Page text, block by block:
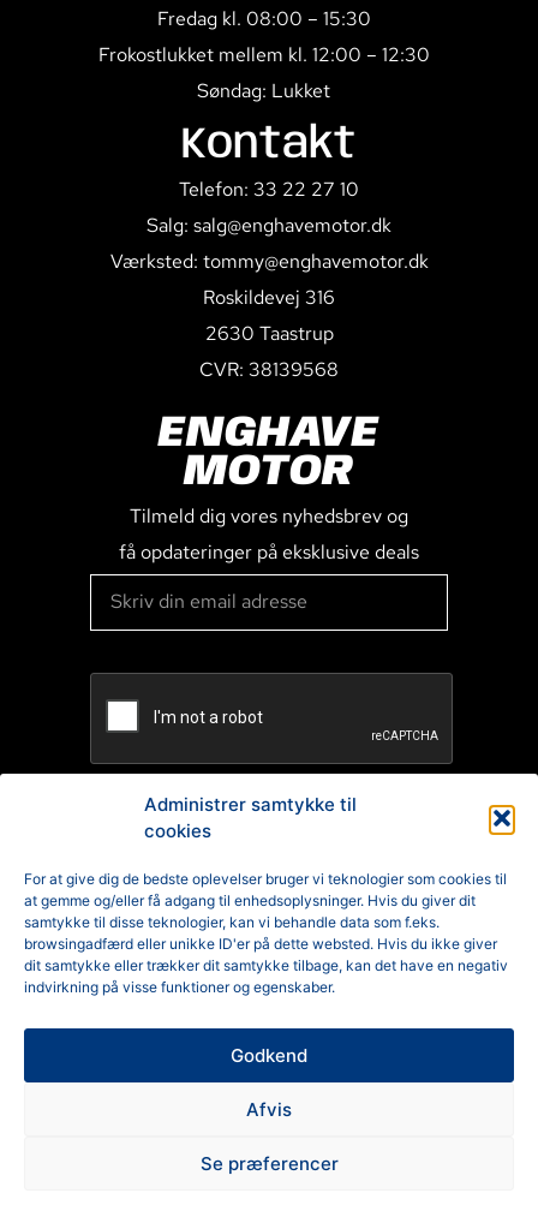
Administrer samtykke til
cookies
For at give dig de bedste oplevelser bruger vi teknologier som cookies til
at gemme og/eller få adgang til enhedsoplysninger. Hvis du giver dit
samtykke til disse teknologier, kan vi behandle data som f.eks.
browsingadfærd eller unikke ID'er på dette websted. Hvis du ikke giver
dit samtykke eller trækker dit samtykke tilbage, kan det have en negativ
indvirkning på visse funktioner og egenskaber.
Godkend
Afvis
Se præferencer
Fredag kl. 08:00 – 15:30
Frokostlukket mellem kl. 12:00 – 12:30
Søndag: Lukket
Kontakt
Telefon: 33 22 27 10
Salg: salg@enghavemotor.dk
Værksted: tommy@enghavemotor.dk
Roskildevej 316
2630 Taastrup
CVR: 38139568
ENGHAVE
MOTOR
Tilmeld dig vores nyhedsbrev og
få opdateringer på eksklusive deals
Reklamation
Generelle Handelsbetingelser
Privatlivspolitik